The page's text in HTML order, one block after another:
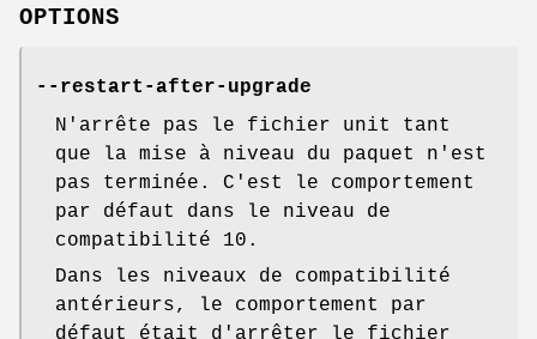
OPTIONS
--restart-after-upgrade
N'arrête pas le fichier unit tant
que la mise à niveau du paquet n'est
pas terminée. C'est le comportement
par défaut dans le niveau de
compatibilité 10.
Dans les niveaux de compatibilité
antérieurs, le comportement par
défaut était d'arrêter le fichier